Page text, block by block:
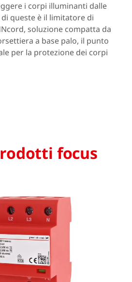
i corpi illuminanti dalle
queste è il limitatore di
soluzione compatta da
a base palo, il punto
per la protezione dei corpi
focus